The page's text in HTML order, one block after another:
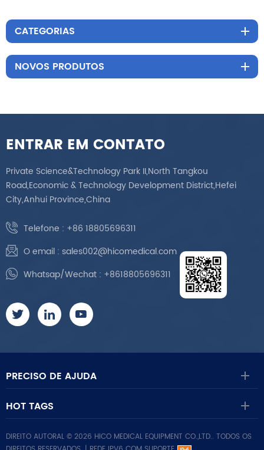
CATEGORIAS
NOVOS PRODUTOS
ENTRAR EM CONTATO
Private Science&Technology Park II,North Tangkou
Road,Economic & Technology Development District,Hefei
City,Anhui Province,China
Telefone : +86 18805696311
O email : sales002@hicomedical.com
Whatsap/Wechat : +8618805696311
PRECISO DE AJUDA
HOT TAGS
DIREITO AUTORAL © 2026 HICO MEDICAL EQUIPMENT CO.,LTD.. TODOS OS